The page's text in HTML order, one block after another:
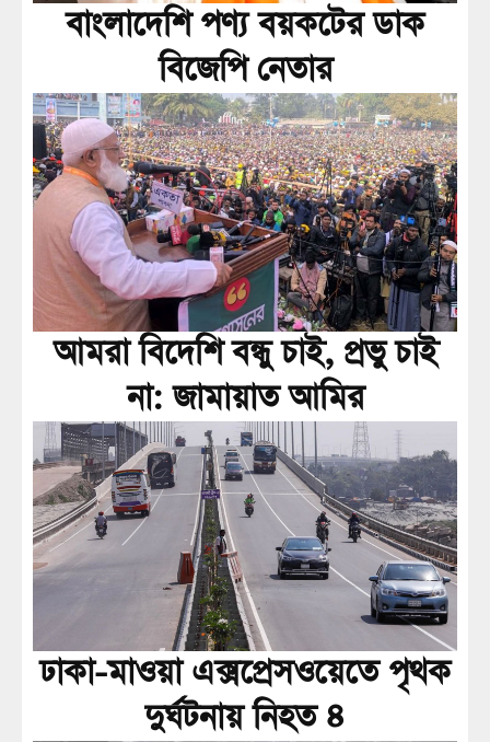
বাংলাদেশি পণ্য বয়কটের ডাক
বিজেপি নেতার
আমরা বিদেশি বন্ধু চাই, প্রভু চাই
না: জামায়াত আমির
ঢাকা-মাওয়া এক্সপ্রেসওয়েতে পৃথক
দুর্ঘটনায় নিহত ৪